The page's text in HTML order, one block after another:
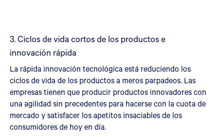
3. Ciclos de vida cortos de los productos e
innovación rápida
La rápida innovación tecnológica está reduciendo los
ciclos de vida de los productos a meros parpadeos. Las
empresas tienen que producir productos innovadores con
una agilidad sin precedentes para hacerse con la cuota de
mercado y satisfacer los apetitos insaciables de los
consumidores de hoy en día.